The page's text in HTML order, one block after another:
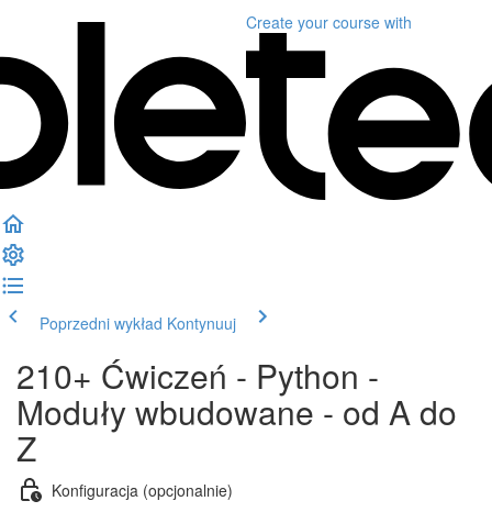
Create your course with
Poprzedni wykład Kontynuuj
210+ Ćwiczeń - Python -
Moduły wbudowane - od A do
Z
Konfiguracja (opcjonalnie)